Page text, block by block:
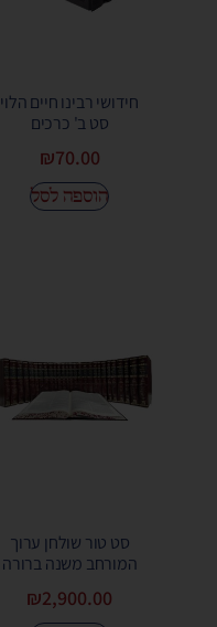
חידושי רבינו חיים הלוי
סט ב' כרכים
₪70.00
הוספה לסל
סט טור שולחן ערוך
המורחב משנה ברורה
₪2,900.00